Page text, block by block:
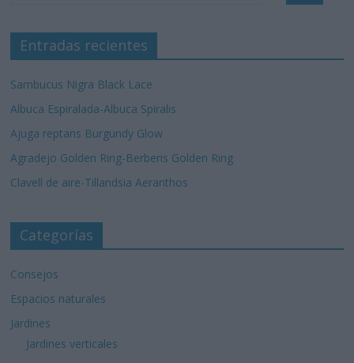
Entradas recientes
Sambucus Nigra Black Lace
Albuca Espiralada-Albuca Spiralis
Ajuga reptans Burgundy Glow
Agradejo Golden Ring-Berberis Golden Ring
Clavell de aire-Tillandsia Aeranthos
Categorías
Consejos
Espacios naturales
Jardines
Jardines verticales